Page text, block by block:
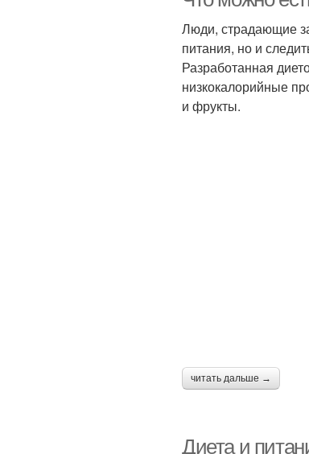
Люди, страдающие
питания, но и
Разработанная
низкокалорийные
и фрукты.
читать дальше →
Диета и